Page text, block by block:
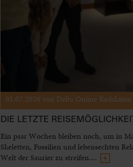
01.07.2026 von Delta Online Redaktion
DIE LETZTE
Ein paar Wochen bleiben noch, um in
Skeletten, Fossilien und lebensechten
Welt der Saurier zu streifen....